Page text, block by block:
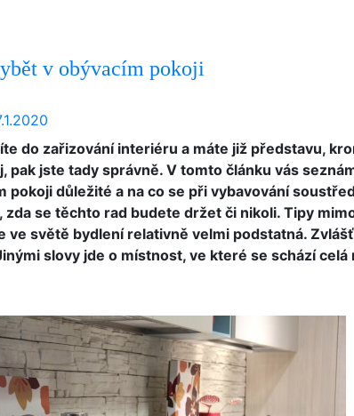
v obývacím pokoji
do zařizování interiéru a máte již představu,
pak jste tady správně. V tomto článku vás
pokoji důležité a na co se při vybavování
zda se těchto rad budete držet či nikoli. Tipy
ve světě bydlení relativně velmi podstatná.
slovy jde o místnost, ve které se schází celá